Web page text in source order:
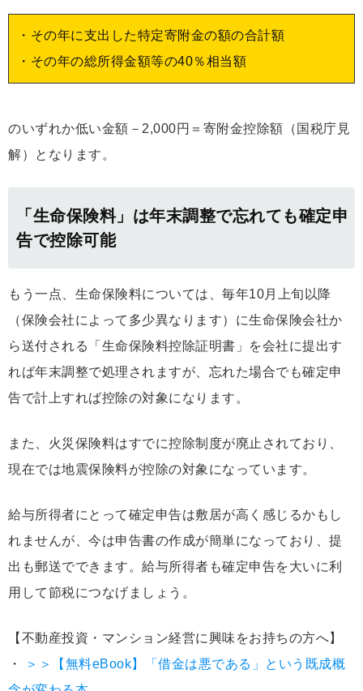
・その年に支出した特定寄附金の額の合計額
・その年の総所得金額等の40％相当額
のいずれか低い金額－2,000円＝寄附金控除額（国税庁見
解）となります。
「生命保険料」は年末調整で忘れても確定申
告で控除可能
もう一点、生命保険料については、毎年10月上旬以降
（保険会社によって多少異なります）に生命保険会社か
ら送付される「生命保険料控除証明書」を会社に提出す
れば年末調整で処理されますが、忘れた場合でも確定申
告で計上すれば控除の対象になります。
また、火災保険料はすでに控除制度が廃止されており、
現在では地震保険料が控除の対象になっています。
給与所得者にとって確定申告は敷居が高く感じるかもし
れませんが、今は申告書の作成が簡単になっており、提
出も郵送でできます。給与所得者も確定申告を大いに利
用して節税につなげましょう。
【不動産投資・マンション経営に興味をお持ちの方へ】
・
＞＞【無料eBook】「借金は悪である」という既成概